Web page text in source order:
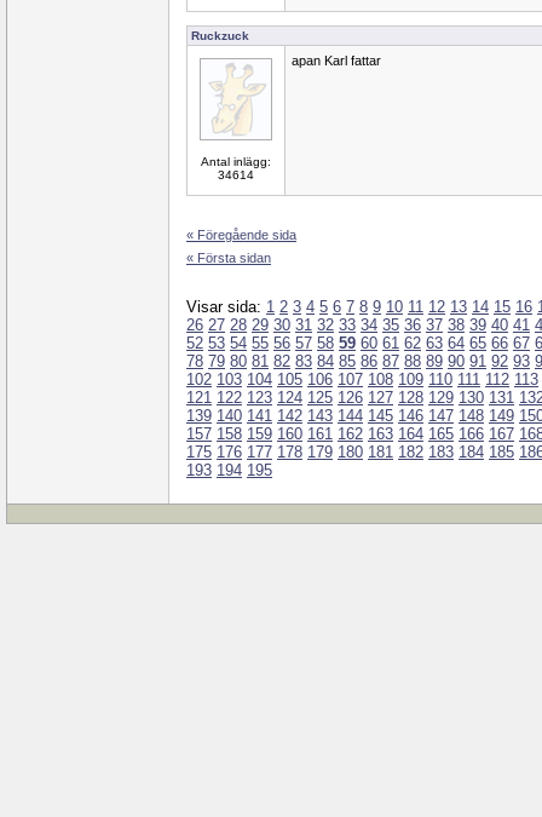
Ruckzuck
Antal inlägg:
34614
apan Karl fattar
« Föregående sida
« Första sidan
Visar sida: 1 2 3 4 5 6 7 8 9 10 11 12 13 14 15 16
26 27 28 29 30 31 32 33 34 35 36 37 38 39 40 41
52 53 54 55 56 57 58 59 60 61 62 63 64 65 66 67
78 79 80 81 82 83 84 85 86 87 88 89 90 91 92 93
102 103 104 105 106 107 108 109 110 111 112 113
121 122 123 124 125 126 127 128 129 130 131
139 140 141 142 143 144 145 146 147 148 149
157 158 159 160 161 162 163 164 165 166 167
175 176 177 178 179 180 181 182 183 184 185
193 194 195